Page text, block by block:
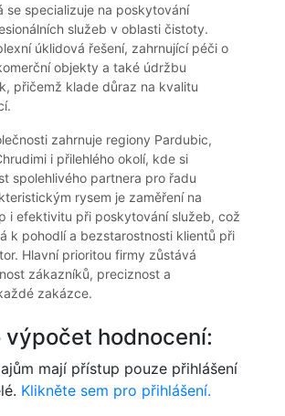
se specializuje na poskytování
služeb v oblasti čistoty.
úklidová řešení, zahrnující péči o
objekty a také údržbu
přičemž klade důraz na kvalitu
zahrnuje regiony Pardubic,
i přilehlého okolí, kde si
spolehlivého partnera pro řadu
rysem je zaměření na
i efektivitu při poskytování služeb, což
k pohodlí a bezstarostnosti klientů při
Hlavní prioritou firmy zůstává
zákazníků, preciznost a
zakázce.
výpočet hodnocení:
mají přístup pouze přihlášení
Klikněte sem pro přihlášení.